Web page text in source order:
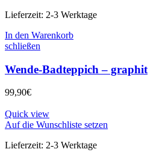
Lieferzeit: 2-3 Werktage
In den Warenkorb
schließen
Wende-Badteppich – graphit
99,90€
Quick view
Auf die Wunschliste setzen
Lieferzeit: 2-3 Werktage